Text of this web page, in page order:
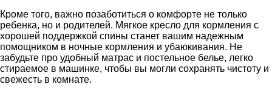
Кроме того, важно позаботиться о комфорте не только
ребенка, но и родителей. Мягкое кресло для кормления с
хорошей поддержкой спины станет вашим надежным
помощником в ночные кормления и убаюкивания. Не
забудьте про удобный матрас и постельное белье, легко
стираемое в машинке, чтобы вы могли сохранять чистоту и
свежесть в комнате.